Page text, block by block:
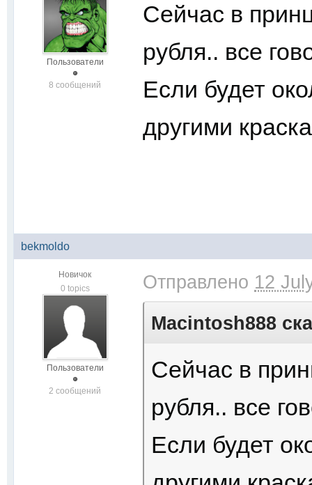
Пользователи
8 сообщений
Сейчас в
рубля.. все
Если будет
другими
bekmoldo
Новичок
0 topics
Пользователи
2 сообщений
Отправлено 12
Macintosh888
Сейчас в
рубля.. все
Если будет